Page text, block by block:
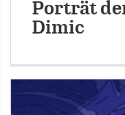
Porträt
Dimic